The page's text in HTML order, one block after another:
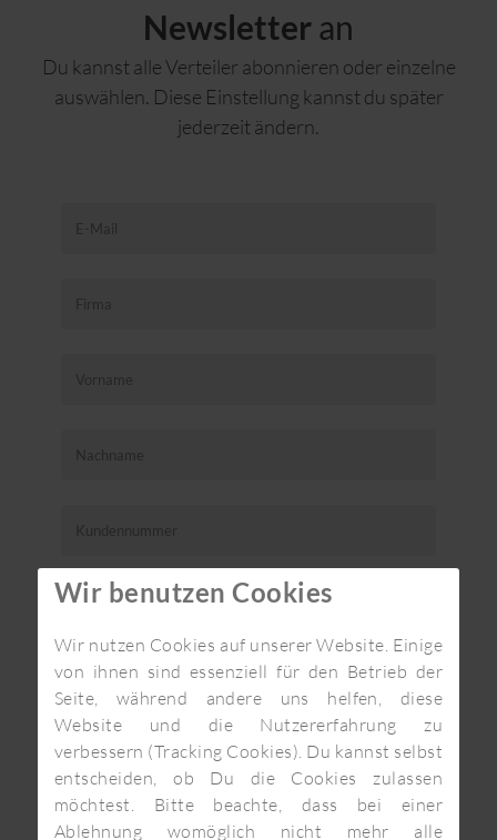
Newsletteran
Du kannst alle Verteiler abonnieren oder einzelne
auswählen. Diese Einstellung kannst du später
jederzeit ändern.
Neuheiten
Sicherheit
Über uns
Störungen: Allgemein
Störungen: SaarlandCloud
Störungen: Rechenzentrum
Wir benutzen Cookies
Wir nutzen Cookies auf unserer Website. Einige
von ihnen sind essenziell für den Betrieb der
Seite, während andere uns helfen, diese
Website und die Nutzererfahrung zu
verbessern (Tracking Cookies). Du kannst selbst
entscheiden, ob Du die Cookies zulassen
möchtest. Bitte beachte, dass bei einer
Ablehnung womöglich nicht mehr alle